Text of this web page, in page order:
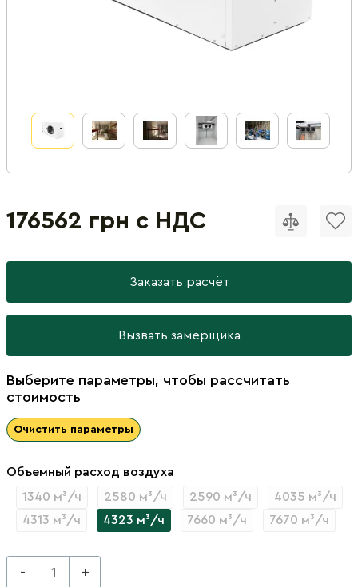
176562 грн с НДС
Заказать расчёт
Вызвать замерщика
Выберите параметры, чтобы рассчитать
стоимость
Очистить параметры
Объемный расход воздуха
1340 м³/ч
2580 м³/ч 2590 м³/ч
4035 м³/ч
4313 м³/ч
4323 м³/ч 7660 м³/ч 7670 м³/ч
- +